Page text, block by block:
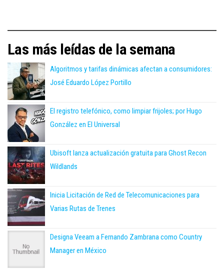
Las más leídas de la semana
Algoritmos y tarifas dinámicas afectan a consumidores:
José Eduardo López Portillo
El registro telefónico, como limpiar frijoles; por Hugo
González en El Universal
Ubisoft lanza actualización gratuita para Ghost Recon
Wildlands
Inicia Licitación de Red de Telecomunicaciones para
Varias Rutas de Trenes
Designa Veeam a Fernando Zambrana como Country
Manager en México